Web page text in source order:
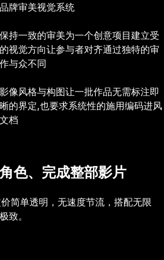
品牌审美视觉系统
持一致的审美为一个创意项目建立受
视觉方向让参与者对齐通过独特的审
与众不同
像风格与构图让一批作品无需标注即
的界定,也要求系统性的施用编码进风
档
色、完成整部影片
简单透明，无速度节流，搭配无限
致。